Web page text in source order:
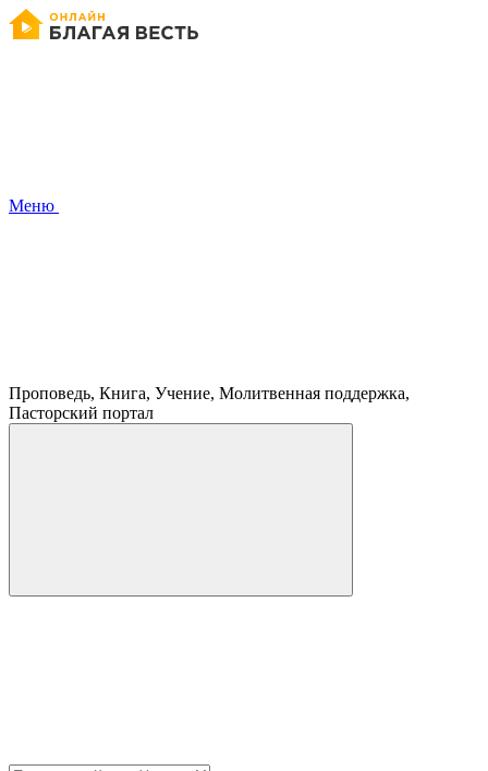
Меню
Проповедь, Книга, Учение, Молитвенная поддержка,
Пасторский портал